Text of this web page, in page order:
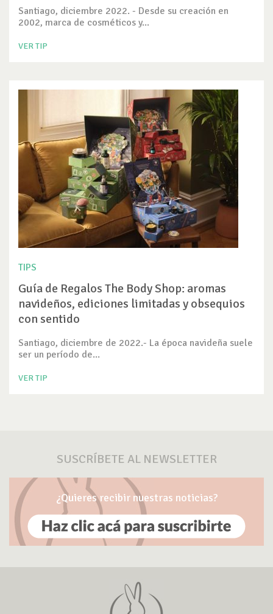
Santiago, diciembre 2022. - Desde su creación en
2002, marca de cosméticos y...
VER TIP
TIPS
Guía de Regalos The Body Shop: aromas
navideños, ediciones limitadas y obsequios
con sentido
Santiago, diciembre de 2022.- La época navideña suele
ser un período de...
VER TIP
SUSCRÍBETE AL NEWSLETTER
¿Quieres recibir nuestras noticias?